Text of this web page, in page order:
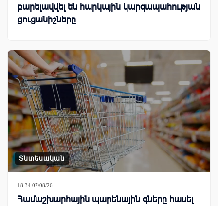
բարելավվել են հարկային կարգապահության
ցուցանիշները
Տնտեսական
18:34 07/08/26
Համաշխարհային պարենային գները հասել